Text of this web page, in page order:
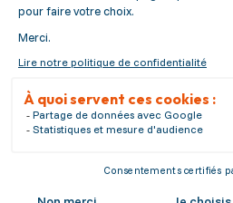
Pied de page
Politique de
Mentions